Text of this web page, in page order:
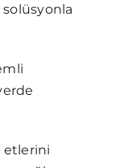
solüsyonla
etlerini